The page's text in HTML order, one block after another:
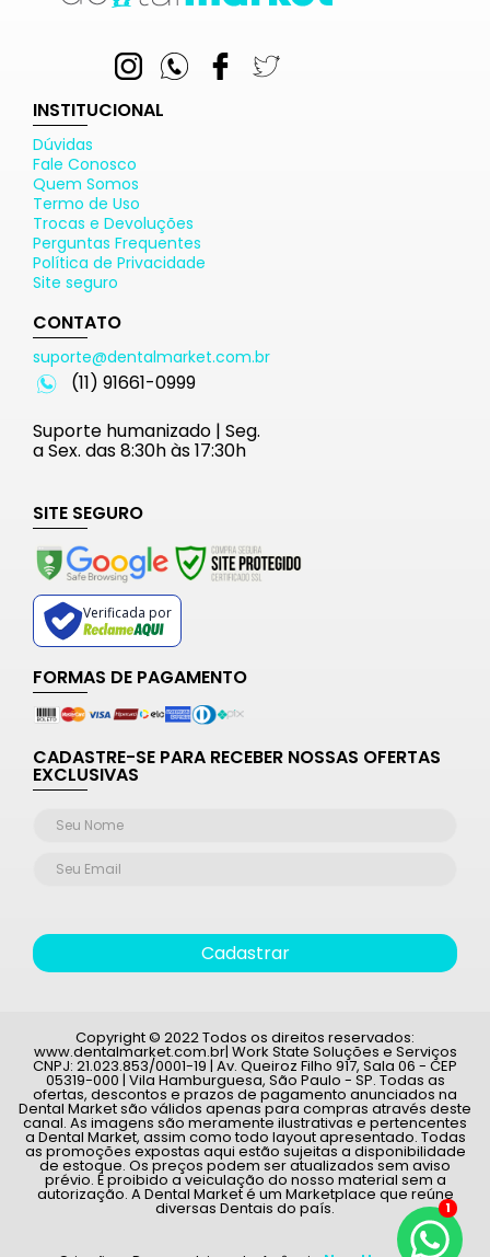
INSTITUCIONAL
Dúvidas
Fale Conosco
Quem Somos
Termo de Uso
Trocas e Devoluções
Perguntas Frequentes
Política de Privacidade
Site seguro
CONTATO
suporte@dentalmarket.com.br
(11) 91661-0999
Suporte humanizado | Seg.
a Sex. das 8:30h às 17:30h
SITE SEGURO
Verificada por
FORMAS DE PAGAMENTO
CADASTRE-SE PARA RECEBER NOSSAS OFERTAS
EXCLUSIVAS
Cadastrar
Copyright © 2022 Todos os direitos reservados:
www.dentalmarket.com.br| Work State Soluções e Serviços
CNPJ: 21.023.853/0001-19 | Av. Queiroz Filho 917, Sala 06 - CEP
05319-000 | Vila Hamburguesa, São Paulo - SP. Todas as
ofertas, descontos e prazos de pagamento anunciados na
Dental Market são válidos apenas para compras através deste
canal. As imagens são meramente ilustrativas e pertencentes
a Dental Market, assim como todo layout apresentado. Todas
as promoções expostas aqui estão sujeitas a disponibilidade
de estoque. Os preços podem ser atualizados sem aviso
prévio. É proibido a veiculação do nosso material sem a
autorização. A Dental Market é um Marketplace que reúne
diversas Dentais do país. 1